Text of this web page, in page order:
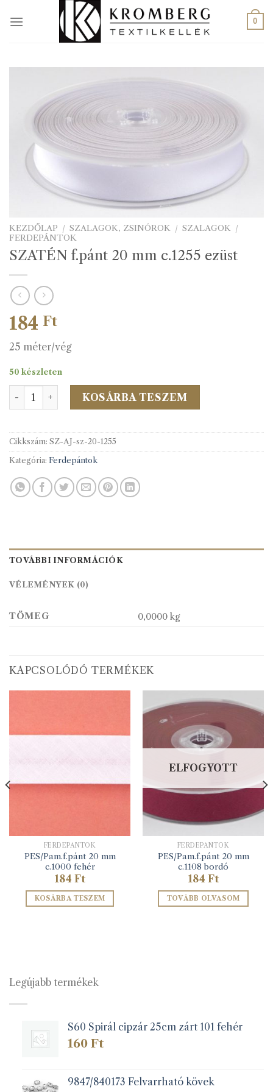
0
KEZDŐLAP / SZALAGOK, ZSINÓROK / SZALAGOK /
FERDEPÁNTOK
SZATÉN f.pánt 20 mm c.1255 ezüst
184 Ft
25 méter/vég
50 készleten
SZATÉN f.pánt 20 mm c.1255 ezüst mennyiség
KOSÁRBA TESZEM
Cikkszám: SZ-AJ-sz-20-1255
Kategória: Ferdepántok
TOVÁBBI INFORMÁCIÓK
VÉLEMÉNYEK (0)
TÖMEG 0,0000 kg
KAPCSOLÓDÓ TERMÉKEK
FERDEPÁNTOK
PES/Pam.f.pánt 20 mm
c.1000 fehér
184 Ft
KOSÁRBA TESZEM
ELFOGYOTT
FERDEPÁNTOK
PES/Pam.f.pánt 20 mm
c.1108 bordó
184 Ft
TOVÁBB OLVASOM
Legújabb termékek
S60 Spirál cipzár 25cm zárt 101 fehér
160 Ft
9847/840173 Felvarrható kövek